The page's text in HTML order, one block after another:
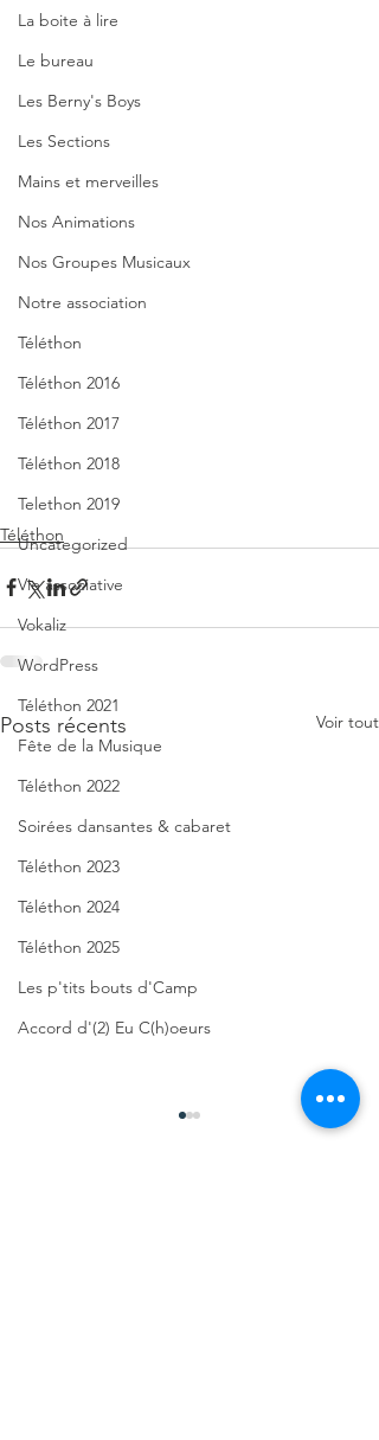
La boite à lire
Le bureau
Les Berny's Boys
Les Sections
Mains et merveilles
Nos Animations
Nos Groupes Musicaux
Notre association
Téléthon
Téléthon 2016
Téléthon 2017
Téléthon 2018
Telethon 2019
Uncategorized
Vie associative
Vokaliz
WordPress
Téléthon 2021
Fête de la Musique
Téléthon 2022
Soirées dansantes & cabaret
Téléthon 2023
Téléthon 2024
Téléthon 2025
Les p'tits bouts d'Camp
Accord d'(2) Eu C(h)oeurs
Téléthon
Posts récents Voir tout